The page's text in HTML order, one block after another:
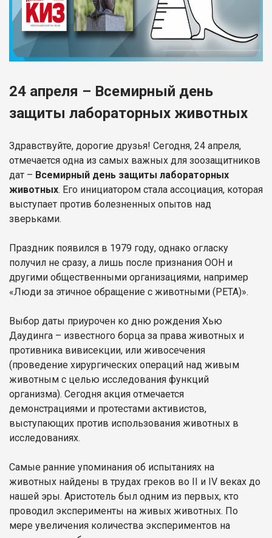
24 апреля – Всемирный день
защиты лабораторных животных
Здравствуйте, дорогие друзья! Сегодня, 24 апреля,
отмечается одна из самых важных для зоозащитников
дат – Всемирный день защиты лабораторных
животных. Его инициатором стала ассоциация, которая
выступает против болезненных опытов над
зверьками.
Праздник появился в 1979 году, однако огласку
получил не сразу, а лишь после признания ООН и
другими общественными организациями, например
«Люди за этичное обращение с животными (PETA)».
Выбор даты приурочен ко дню рождения Хью
Даудинга – известного борца за права животных и
противника вивисекции, или живосечения
(проведение хирургических операций над живым
животным с целью исследования функций
организма). Сегодня акция отмечается
демонстрациями и протестами активистов,
выступающих против использования животных в
исследованиях.
Самые ранние упоминания об испытаниях на
животных найдены в трудах греков во II и IV веках до
нашей эры. Аристотель был одним из первых, кто
проводил эксперименты на живых животных. По
мере увеличения количества экспериментов на